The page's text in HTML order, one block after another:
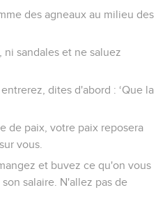
des agneaux au milieu des
ni sandales et ne saluez
dites d'abord : ‘Que la
de paix, votre paix reposera
vous.
et buvez ce qu'on vous
salaire. N'allez pas de